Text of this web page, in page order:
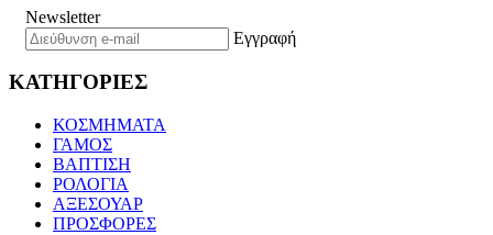
Newsletter
Εγγραφή
ΚΑΤΗΓΟΡΙΕΣ
ΚΟΣΜΗΜΑΤΑ
ΓΑΜΟΣ
ΒΑΠΤΙΣΗ
ΡΟΛΟΓΙΑ
ΑΞΕΣΟΥΑΡ
ΠΡΟΣΦΟΡΕΣ